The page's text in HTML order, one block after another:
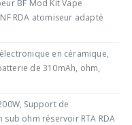
BF Mod Kit Vape
RDA atomiseur adapté
en céramique,
de 310mAh, ohm,
Support de
ohm réservoir RTA RDA